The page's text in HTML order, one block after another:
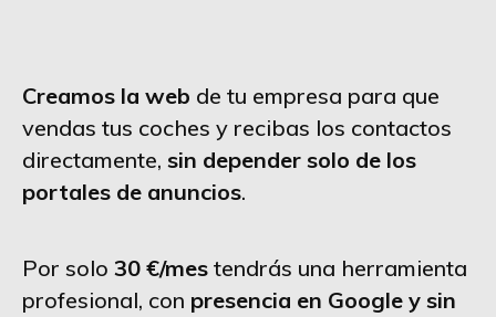
Creamos la web de tu empresa para que
vendas tus coches y recibas los contactos
directamente, sin depender solo de los
portales de anuncios.
Por solo 30 €/mes tendrás una herramienta
profesional, con presencia en Google y sin